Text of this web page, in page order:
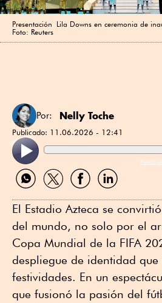
Presentación Lila Downs en ceremonia de
Foto: Reuters
Por: Nelly Toche
Publicado: 11.06.2026 - 12:41
Compartir
por
Compartir
por
Compartir
por
Compartir
por
El Estadio Azteca se
del mundo, no solo por el
Copa Mundial de la FIFA
despliegue de identidad
festividades. En un
que fusionó la pasión del